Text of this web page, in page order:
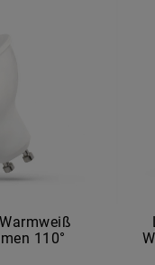
110°